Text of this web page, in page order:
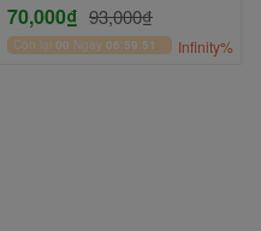
70,000₫ 93,000₫
Còn lại 00 Ngày 06:59:51 Infinity%